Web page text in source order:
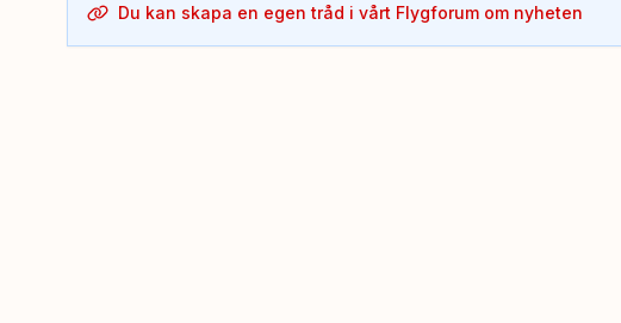
Du kan skapa en egen tråd i vårt Flygforum om nyheten